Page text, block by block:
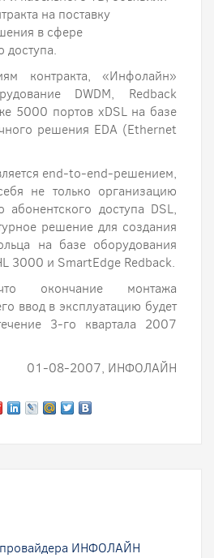
на поставку
в сфере
доступа.
контракта, «Инфолайн»
DWDM, Redback
5000 портов xDSL на базе
решения EDA (Ethernet
end-to-end-решением,
не только организацию
абонентского доступа DSL,
решение для создания
на базе оборудования
3000 и SmartEdge Redback.
окончание монтажа
ввод в эксплуатацию будет
3-го квартала 2007
01-08-2007, ИНФОЛАЙН
провайдера ИНФОЛАЙН